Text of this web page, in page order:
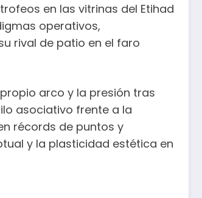
en las vitrinas del Etihad
operativos,
rival de patio en el faro
arco y la presión tras
asociativo frente a la
récords de puntos y
y la plasticidad estética en